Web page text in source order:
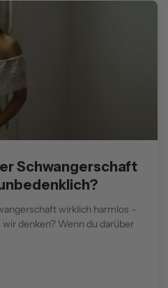
Schwangerschaft
wirklich harmlos –
denken? Wenn du darüber